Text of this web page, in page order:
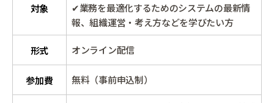
対象
✔業務を最適化するためのシステムの最新情
報、組織運営・考え方などを学びたい方
形式 オンライン配信
参加費 無料（事前申込制）